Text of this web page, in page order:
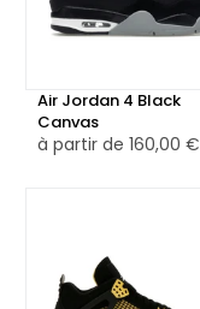
Air Jordan 4 Black
Canvas
à partir de 160,00 €